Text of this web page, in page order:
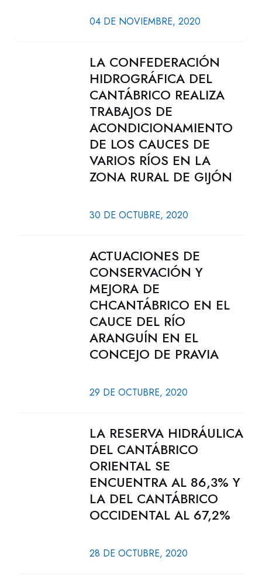
04 DE NOVIEMBRE, 2020
LA CONFEDERACIÓN
HIDROGRÁFICA DEL
CANTÁBRICO REALIZA
TRABAJOS DE
ACONDICIONAMIENTO
DE LOS CAUCES DE
VARIOS RÍOS EN LA
ZONA RURAL DE GIJÓN
30 DE OCTUBRE, 2020
ACTUACIONES DE
CONSERVACIÓN Y
MEJORA DE
CHCANTÁBRICO EN EL
CAUCE DEL RÍO
ARANGUÍN EN EL
CONCEJO DE PRAVIA
29 DE OCTUBRE, 2020
LA RESERVA HIDRÁULICA
DEL CANTÁBRICO
ORIENTAL SE
ENCUENTRA AL 86,3% Y
LA DEL CANTÁBRICO
OCCIDENTAL AL 67,2%
28 DE OCTUBRE, 2020